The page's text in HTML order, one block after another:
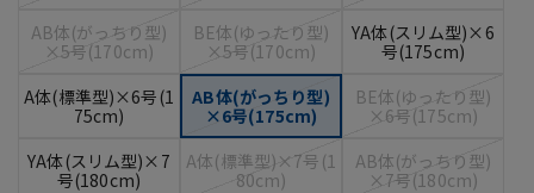
AB体(がっちり型)
×5号(170cm)
BE体(ゆったり型)
×5号(170cm)
YA体(スリム型)×6
号(175cm)
A体(標準型)×6号(1
75cm)
AB体(がっちり型)
×6号(175cm)
BE体(ゆったり型)
×6号(175cm)
YA体(スリム型)×7
号(180cm)
A体(標準型)×7号(1
80cm)
AB体(がっちり型)
×7号(180cm)